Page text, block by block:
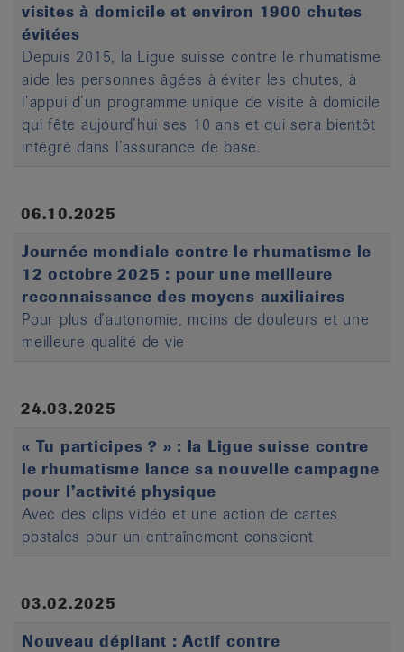
visites à domicile et environ 1900 chutes
évitées
Depuis 2015, la Ligue suisse contre le rhumatisme
aide les personnes âgées à éviter les chutes, à
l’appui d’un programme unique de visite à domicile
qui fête aujourd’hui ses 10 ans et qui sera bientôt
intégré dans l’assurance de base.
06.10.2025
Journée mondiale contre le rhumatisme le
12 octobre 2025 : pour une meilleure
reconnaissance des moyens auxiliaires
Pour plus d’autonomie, moins de douleurs et une
meilleure qualité de vie
24.03.2025
« Tu participes ? » : la Ligue suisse contre
le rhumatisme lance sa nouvelle campagne
pour l’activité physique
Avec des clips vidéo et une action de cartes
postales pour un entraînement conscient
03.02.2025
Nouveau dépliant : Actif contre